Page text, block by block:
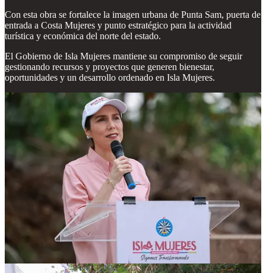
Con esta obra se fortalece la imagen urbana de Punta Sam, puerta de
entrada a Costa Mujeres y punto estratégico para la actividad
turística y económica del norte del estado.
El Gobierno de Isla Mujeres mantiene su compromiso de seguir
gestionando recursos y proyectos que generen bienestar,
oportunidades y un desarrollo ordenado en Isla Mujeres.
Compartir
Discusión sobre este post